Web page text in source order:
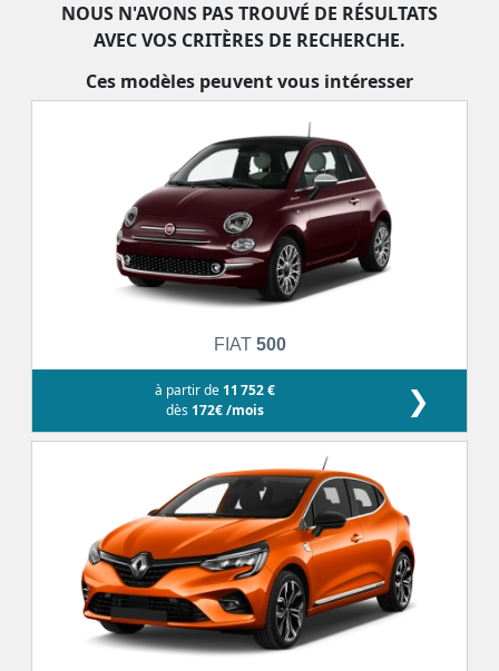
NOUS N'AVONS PAS TROUVÉ DE RÉSULTATS
AVEC VOS CRITÈRES DE RECHERCHE.
Ces modèles peuvent vous intéresser
FIAT 500
à partir de 11 752 €
dès 172€ /mois ❯